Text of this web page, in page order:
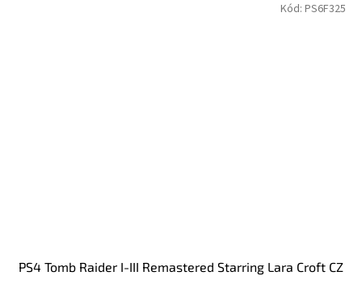
PS4 Tomb Raider I-III Remastered Starring Lara Croft CZ
Kód: PS6F325